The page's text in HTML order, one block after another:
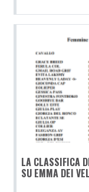
LA CLASSIFICA
SU EMMA DEI